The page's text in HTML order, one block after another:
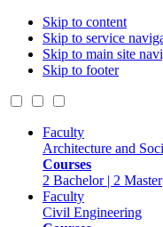
Skip to content
Skip to service
Skip to main site
Skip to footer
Faculty
Architecture and
Courses
2 Bachelor | 2 Master
Faculty
Civil Engineering